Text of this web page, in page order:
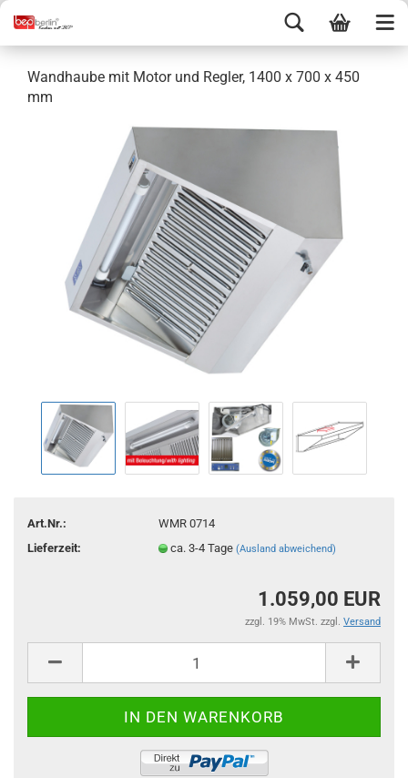
Wandhaube mit Motor und Regler, 1400 x 700 x 450
mm
Art.Nr.:
WMR 0714
Lieferzeit:
ca. 3-4 Tage(Ausland abweichend)
1.059,00 EUR
zzgl. 19% MwSt. zzgl. Versand